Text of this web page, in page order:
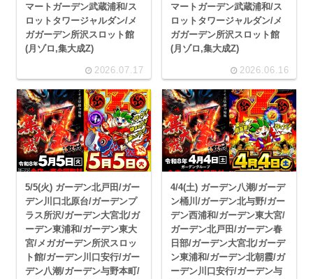
マートガーデン武蔵浦和/ス
ロットタワージャルダン/メ
ガガーデン所沢スロット館
(月ゾロ,集大成Z)
2026.07.17
マートガーデン武蔵浦和/ス
ロットタワージャルダン/メ
ガガーデン所沢スロット館
(月ゾロ,集大成Z)
2026.06.16
5/5(火) ガーデン北戸田/ガー
デン川口北原台/ガーデンプ
ラス所沢/ガーデン大宮北/ガ
ーデン東浦和/ガーデン東大
宮/メガガーデン所沢スロッ
ト館/ガーデン川口安行/ガー
デン八潮/ガーデン与野本町/
4/4(土) ガーデン八潮/ガーデ
ン桶川/ガーデン北与野/ガー
デン西浦和/ガーデン東大宮/
ガーデン北戸田/ガーデン春
日部/ガーデン大宮北/ガーデ
ン東浦和/ガーデン北朝霞/ガ
ーデン川口安行/ガーデン与